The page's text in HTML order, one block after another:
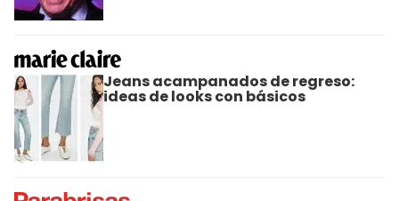
Jeans acampanados de regreso:
ideas de looks con básicos